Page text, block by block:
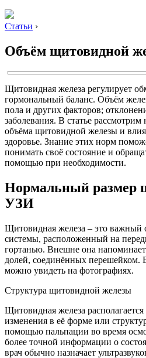
Статьи ›
Объём щитовидной
Щитовидная железа регулирует
гормональный баланс. Объём
пола и других факторов;
заболевания. В статье
объёма щитовидной железы и
здоровье. Знание этих норм
понимать своё состояние и
помощью при необходимости.
Нормальный размер
УЗИ
Щитовидная железа – это важный
системы, расположенный на
гортанью. Внешне она напоминает
долей, соединённых перешейком.
можно увидеть на фотографиях.
Структура щитовидной железы
Щитовидная железа
изменения в её форме или
помощью пальпации во время
более точной информации о
врач обычно назначает